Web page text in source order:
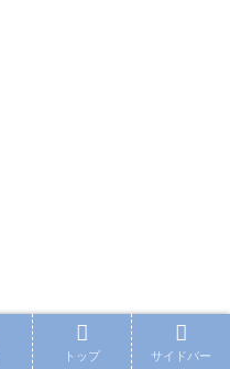
の数々の激走と成長譚
トップ サイドバー